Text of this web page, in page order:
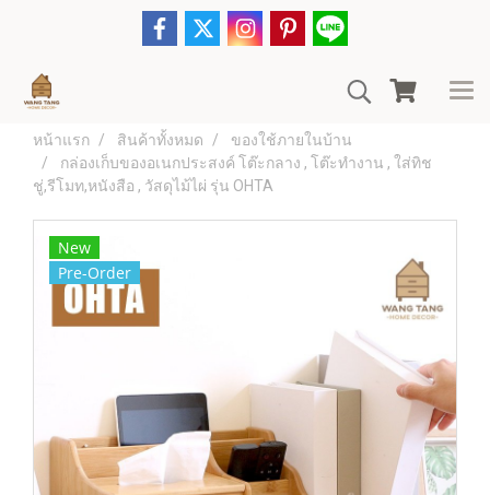
หน้าแรก สินค้าทั้งหมด
ของใช้ภายในบ้าน
กล่องเก็บของอเนกประสงค์ โต๊ะกลาง , โต๊ะทำงาน , ใส่ทิช
ชู่,รีโมท,หนังสือ , วัสดุไม้ไผ่ รุ่น OHTA
New
Pre-Order